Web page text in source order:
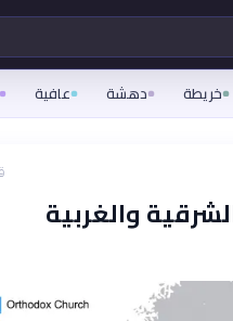
خريطة دهشة عافية
والغربية